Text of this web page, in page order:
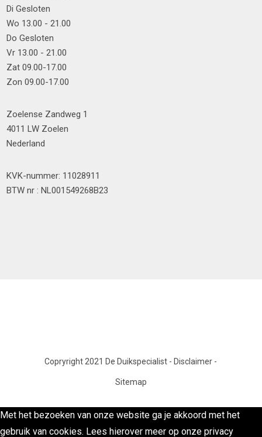
Di Gesloten
Wo 13.00 - 21.00
Do Gesloten
Vr 13.00 - 21.00
Zat 09.00-17.00
Zon 09.00-17.00
Zoelense Zandweg 1
4011 LW Zoelen
Nederland
KVK-nummer: 11028911
BTW nr : NL001549268B23
Copryright 2021 De Duikspecialist - Disclaimer -
Sitemap
Met het bezoeken van onze website ga je akkoord met het
gebruik van cookies. Lees hierover meer op onze privacy